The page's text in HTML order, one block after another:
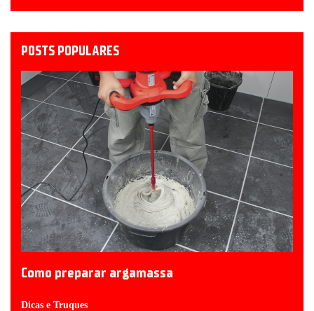
POSTS POPULARES
Como preparar argamassa
Dicas e Truques